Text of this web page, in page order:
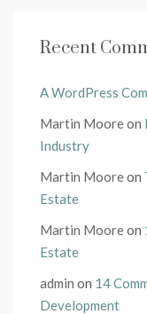
Recent
A WordPress
Martin Mooreon
Industry
Martin Mooreon
Estate
Martin Mooreon
Estate
admin on 14
Development